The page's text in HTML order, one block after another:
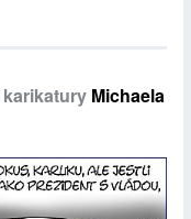
Michaela